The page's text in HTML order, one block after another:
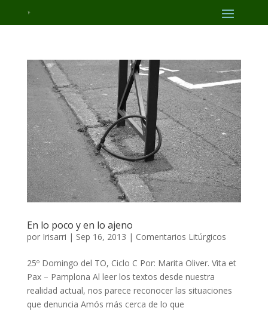
En lo poco y en lo ajeno
por Irisarri | Sep 16, 2013 | Comentarios Litúrgicos
25º Domingo del TO, Ciclo C Por: Marita Oliver. Vita et
Pax – Pamplona Al leer los textos desde nuestra
realidad actual, nos parece reconocer las situaciones
que denuncia Amós más cerca de lo que